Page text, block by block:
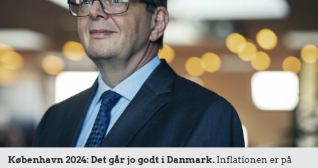
København 2024: Det går jo godt i Danmark. Inflationen er på